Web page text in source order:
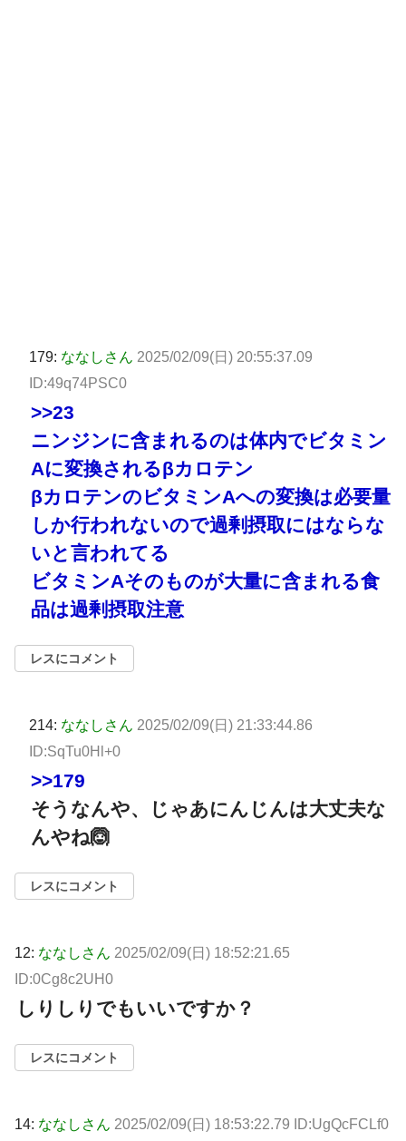
179: ななしさん 2025/02/09(日) 20:55:37.09
ID:49q74PSC0
>>23
ニンジンに含まれるのは体内でビタミン
Aに変換されるβカロテン
βカロテンのビタミンAへの変換は必要量
しか行われないので過剰摂取にはならな
いと言われてる
ビタミンAそのものが大量に含まれる食
品は過剰摂取注意
レスにコメント
214: ななしさん 2025/02/09(日) 21:33:44.86
ID:SqTu0Hl+0
>>179
そうなんや、じゃあにんじんは大丈夫な
んやね🙆
レスにコメント
12: ななしさん 2025/02/09(日) 18:52:21.65
ID:0Cg8c2UH0
しりしりでもいいですか？
レスにコメント
14: ななしさん 2025/02/09(日) 18:53:22.79 ID:UgQcFCLf0